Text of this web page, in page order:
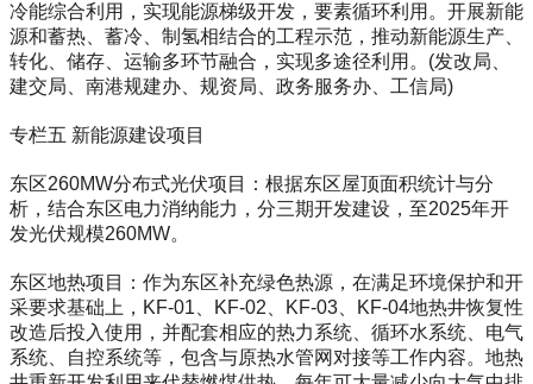
冷能综合利用，实现能源梯级开发，要素循环利用。开展新能
源和蓄热、蓄冷、制氢相结合的工程示范，推动新能源生产、
转化、储存、运输多环节融合，实现多途径利用。(发改局、
建交局、南港规建办、规资局、政务服务办、工信局)
专栏五 新能源建设项目
东区260MW分布式光伏项目：根据东区屋顶面积统计与分
析，结合东区电力消纳能力，分三期开发建设，至2025年开
发光伏规模260MW。
东区地热项目：作为东区补充绿色热源，在满足环境保护和开
采要求基础上，KF-01、KF-02、KF-03、KF-04地热井恢复性
改造后投入使用，并配套相应的热力系统、循环水系统、电气
系统、自控系统等，包含与原热水管网对接等工作内容。地热